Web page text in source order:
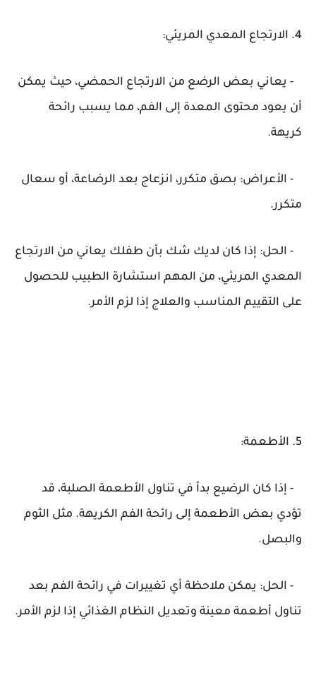
4. الارتجاع المعدي المريئي:
- يعاني بعض الرضع من الارتجاع الحمضي، حيث يمكن
أن يعود محتوى المعدة إلى الفم، مما يسبب رائحة
كريهة.
- الأعراض: بصق متكرر، انزعاج بعد الرضاعة، أو سعال
متكرر.
- الحل: إذا كان لديك شك بأن طفلك يعاني من الارتجاع
المعدي المريئي، من المهم استشارة الطبيب للحصول
على التقييم المناسب والعلاج إذا لزم الأمر.
5. الأطعمة:
- إذا كان الرضيع بدأ في تناول الأطعمة الصلبة، قد
تؤدي بعض الأطعمة إلى رائحة الفم الكريهة. مثل الثوم
والبصل.
- الحل: يمكن ملاحظة أي تغييرات في رائحة الفم بعد
تناول أطعمة معينة وتعديل النظام الغذائي إذا لزم الأمر.